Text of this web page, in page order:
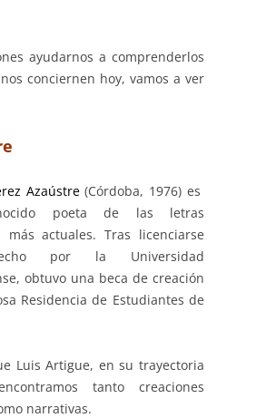
ayudarnos a comprenderlos
conciernen hoy, vamos a ver
Azaústre(Córdoba, 1976) es
poeta de las letras
más actuales. Tras licenciarse
por la Universidad
obtuvo una beca de creación
Residencia de Estudiantes de
Luis Artigue, en su trayectoria
tanto creaciones
narrativas.